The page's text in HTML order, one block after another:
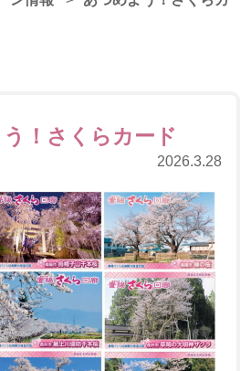
！さくらカード
2026.3.28